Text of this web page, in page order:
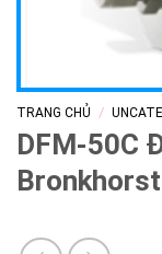
TRANG CHỦ /
DFM-50C